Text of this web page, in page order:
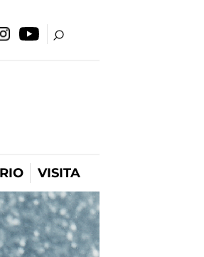
VISITA